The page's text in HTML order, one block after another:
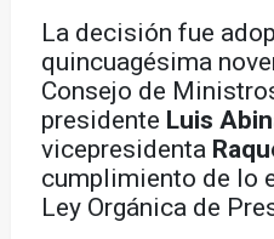
La decisión fue
quincuagésima
Consejo de
presidente Luis
vicepresidenta
cumplimiento de lo
Ley Orgánica de